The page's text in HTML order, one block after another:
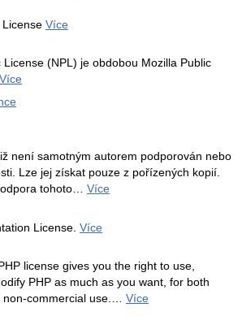
License Více
License (NPL) je obdobou Mozilla Public
Více
není samotným autorem podporován nebo
Lze jej získat pouze z pořízených kopií.
tohoto… Více
License. Více
license gives you the right to use,
PHP as much as you want, for both
non-commercial use.… Více